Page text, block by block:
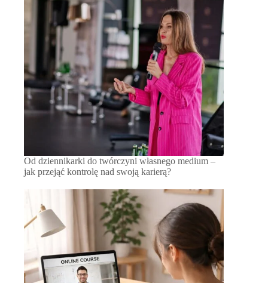
Od dziennikarki do twórczyni własnego medium –
jak przejąć kontrolę nad swoją karierą?